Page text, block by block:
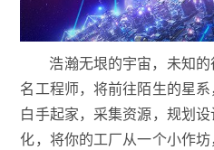
浩瀚无垠的宇宙，未知
名工程师，将前往陌生的星
白手起家，采集资源，规划
化，将你的工厂从一个小作